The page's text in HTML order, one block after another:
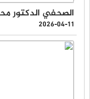
الصحفي الدكتور
2026-04-11